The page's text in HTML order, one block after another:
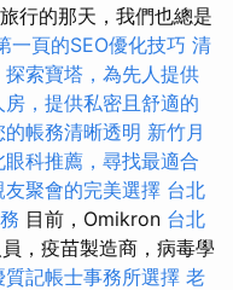
行的那天，我們也總是
一頁的SEO優化技巧 清
探索寶塔，為先人提供
，提供私密且舒適的
帳務清晰透明 新竹月
眼科推薦，尋找最適合
聚會的完美選擇 台北
目前，Omikron 台北
，疫苗製造商，病毒學
質記帳士事務所選擇 老